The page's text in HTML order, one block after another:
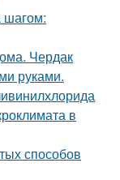
шагом:
Чердак
руками.
в
способов